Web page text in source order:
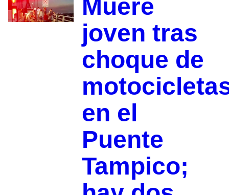
Muere
joven tras
choque de
en el
Puente
Tampico;